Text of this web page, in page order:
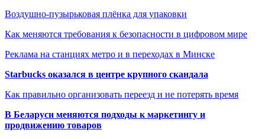
Воздушно-пузырьковая плёнка для упаковки
Как меняются требования к безопасности в цифровом мире
Реклама на станциях метро и в переходах в Минске
Starbucks оказался в центре крупного скандала
Как правильно организовать переезд и не потерять время
В Беларуси меняются подходы к маркетингу и
продвижению товаров